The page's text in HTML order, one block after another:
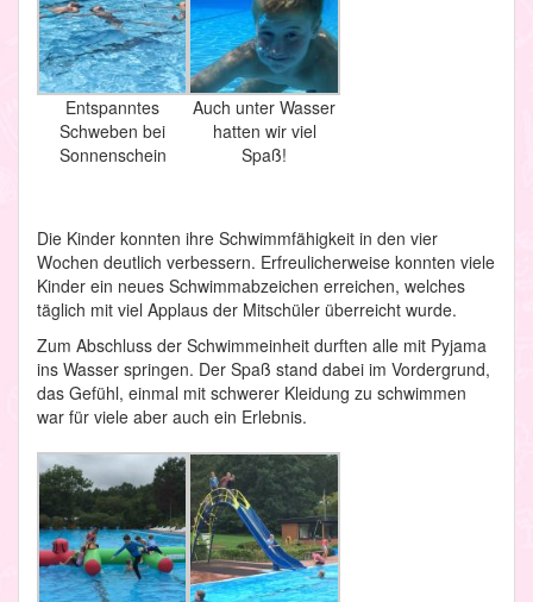
Entspanntes
Schweben bei
Sonnenschein
Auch unter Wasser
hatten wir viel
Spaß!
Die Kinder konnten ihre Schwimmfähigkeit in den vier
Wochen deutlich verbessern. Erfreulicherweise konnten viele
Kinder ein neues Schwimmabzeichen erreichen, welches
täglich mit viel Applaus der Mitschüler überreicht wurde.
Zum Abschluss der Schwimmeinheit durften alle mit Pyjama
ins Wasser springen. Der Spaß stand dabei im Vordergrund,
das Gefühl, einmal mit schwerer Kleidung zu schwimmen
war für viele aber auch ein Erlebnis.